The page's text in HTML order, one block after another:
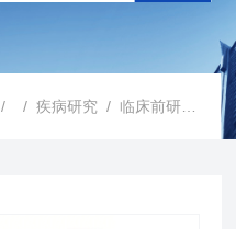
/ /疾病研究 / 临床前研究用检测试剂